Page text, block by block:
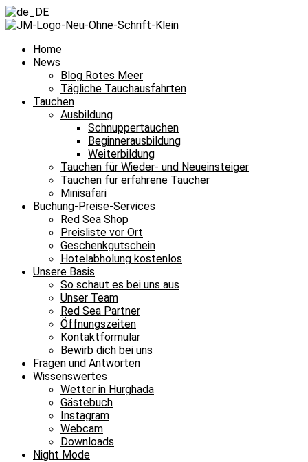
Home
News
Blog Rotes Meer
Tägliche Tauchausfahrten
Tauchen
Ausbildung
Schnuppertauchen
Beginnerausbildung
Weiterbildung
Tauchen für Wieder- und Neueinsteiger
Tauchen für erfahrene Taucher
Minisafari
Buchung-Preise-Services
Red Sea Shop
Preisliste vor Ort
Geschenkgutschein
Hotelabholung kostenlos
Unsere Basis
So schaut es bei uns aus
Unser Team
Red Sea Partner
Öffnungszeiten
Kontaktformular
Bewirb dich bei uns
Fragen und Antworten
Wissenswertes
Wetter in Hurghada
Gästebuch
Instagram
Webcam
Downloads
Night Mode